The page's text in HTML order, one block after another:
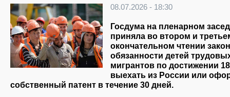
08.07.2026 - 18:30
Госдума на пленарном
приняла во втором и
окончательном чтении
обязанности детей
мигрантов по достижении
выехать из России или
собственный патент в течение 30 дней.